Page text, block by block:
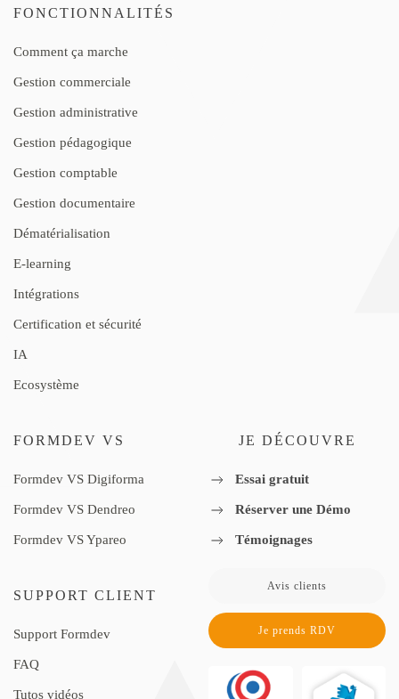
FONCTIONNALITÉS
Comment ça marche
Gestion commerciale
Gestion administrative
Gestion pédagogique
Gestion comptable
Gestion documentaire
Dématérialisation
E-learning
Intégrations
Certification et sécurité
IA
Ecosystème
FORMDEV VS
Formdev VS Digiforma
Formdev VS Dendreo
Formdev VS Ypareo
SUPPORT CLIENT
Support Formdev
FAQ
Tutos vidéos
JE DÉCOUVRE
Essai gratuit
Réserver une Démo
Témoignages
Avis clients
Je prends RDV